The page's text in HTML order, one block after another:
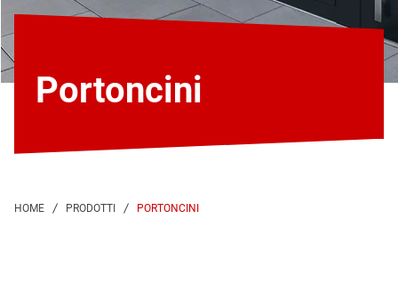
Portoncini
PORTONCINI